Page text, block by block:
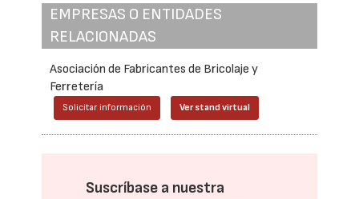
EMPRESAS O ENTIDADES
RELACIONADAS
Asociación de Fabricantes de Bricolaje y
Ferretería
Solicitar información Ver stand virtual
Suscríbase a nuestra